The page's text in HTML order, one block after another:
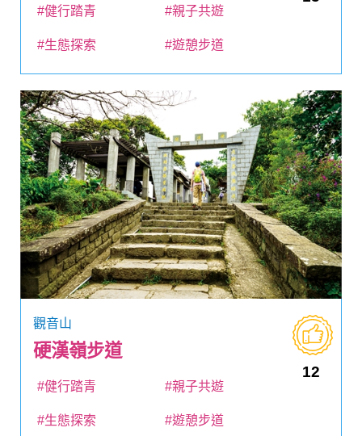
#健行踏青 #親子共遊
#生態探索 #遊憩步道
觀音山
硬漢嶺步道
12
#健行踏青 #親子共遊
#生態探索 #遊憩步道